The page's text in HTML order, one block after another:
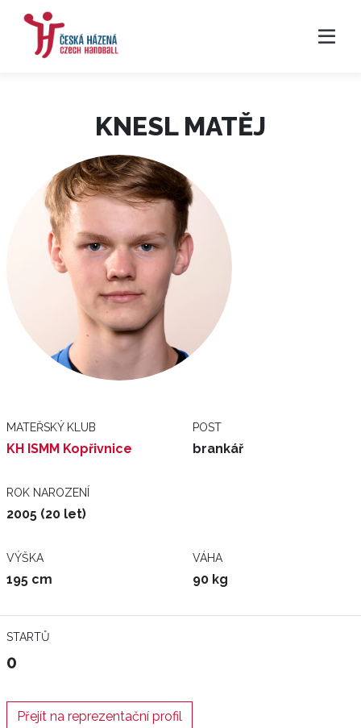
KNESL MATĚJ
MATEŘSKÝ KLUB
KH ISMM Kopřivnice
POST
brankář
ROK NAROZENÍ
2005 (20 let)
VÝŠKA
195 cm
VÁHA
90 kg
STARTŮ
0
Přejít na reprezentační profil